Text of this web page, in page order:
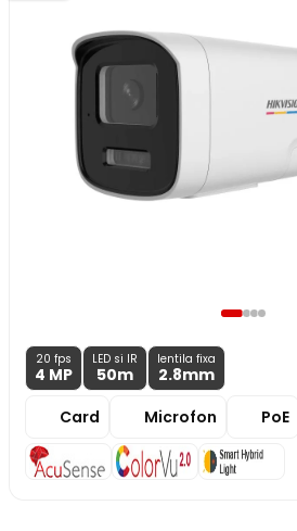
20 fps
4 MP
LED si IR
50m
lentila fixa
2.8mm
Card
Microfon PoE